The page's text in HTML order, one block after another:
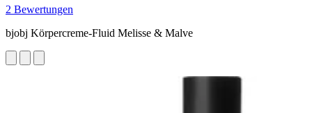
2 Bewertungen
bjobj Körpercreme-Fluid Melisse & Malve